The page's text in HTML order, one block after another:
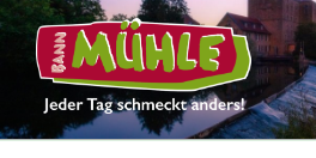
DIE BANNMÜHLE
Jeder Tag schmeckt anders